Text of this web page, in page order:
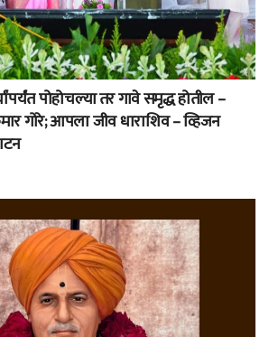
पोहोचल्या तर गावे समृद्ध होतील –
गोरे; आपला जीव धाराशिव – व्हिजन